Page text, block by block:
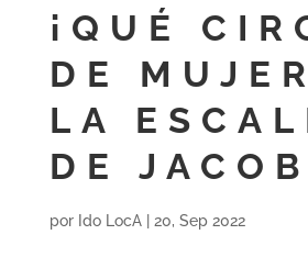
¡QUÉ
DE
LA
DE JACOB
por Ido LocA| 20, Sep 2022